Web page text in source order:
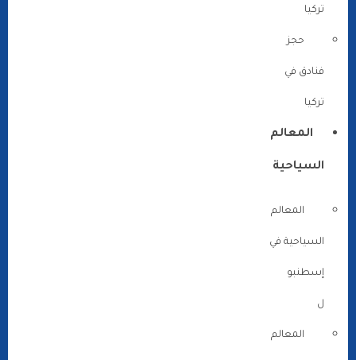
تركيا
حجز
فنادق في
تركيا
المعالم
السياحية
المعالم
السياحية في
إسطنبو
ل
المعالم